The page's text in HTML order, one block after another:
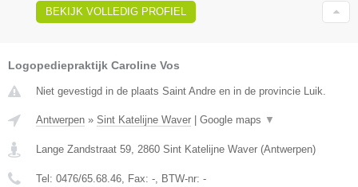
BEKIJK VOLLEDIG PROFIEL
Logopediepraktijk Caroline Vos
Niet gevestigd in de plaats Saint Andre en in de provincie Luik.
Antwerpen » Sint Katelijne Waver Google maps ▼
Lange Zandstraat 59, 2860 Sint Katelijne Waver (Antwerpen)
Tel: 0476/65.68.46, Fax: -, BTW-nr: -